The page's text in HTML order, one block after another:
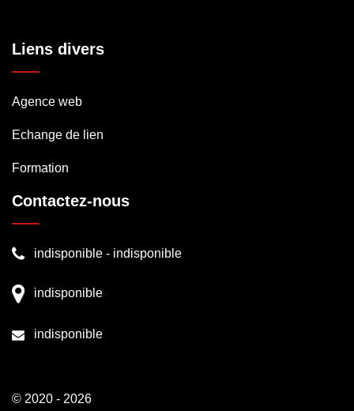
Liens divers
Agence web
Echange de lien
Formation
Contactez-nous
indisponible - indisponible
indisponible
indisponible
© 2020 - 2026